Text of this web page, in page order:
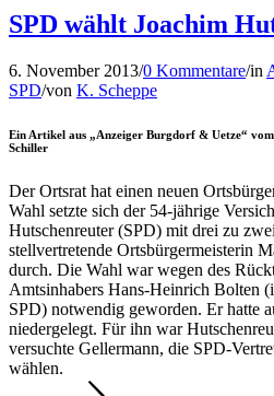
SPD wählt Joachim
6. November 2013/0 Kommentare/in
SPD/von K. Scheppe
Ein Artikel aus „Anzeiger Burgdorf & Uetze“
Schiller
Der Ortsrat hat einen neuen
Wahl setzte sich der 54-jährige
Hutschenreuter (SPD) mit drei zu
stellvertretende Ortsbürgermeisterin
durch. Die Wahl war wegen des
Amtsinhabers Hans-Heinrich Bolten
SPD) notwendig geworden. Er hatte
niedergelegt. Für ihn war
versuchte Gellermann, die SPD-
wählen.